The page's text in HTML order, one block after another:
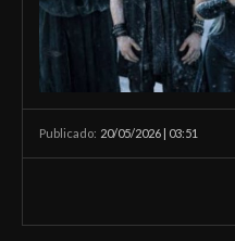
Publicado: 20/05/2026 | 03:51